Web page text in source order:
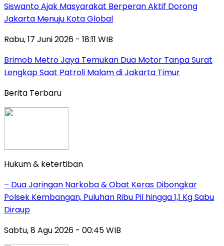
Siswanto Ajak Masyarakat Berperan Aktif Dorong
Jakarta Menuju Kota Global
Rabu, 17 Juni 2026 - 18:11 WIB
Brimob Metro Jaya Temukan Dua Motor Tanpa Surat
Lengkap Saat Patroli Malam di Jakarta Timur
Berita Terbaru
Hukum & ketertiban
– Dua Jaringan Narkoba & Obat Keras Dibongkar
Polsek Kembangan, Puluhan Ribu Pil hingga 1,1 Kg Sabu
Diraup
Sabtu, 8 Agu 2026 - 00:45 WIB